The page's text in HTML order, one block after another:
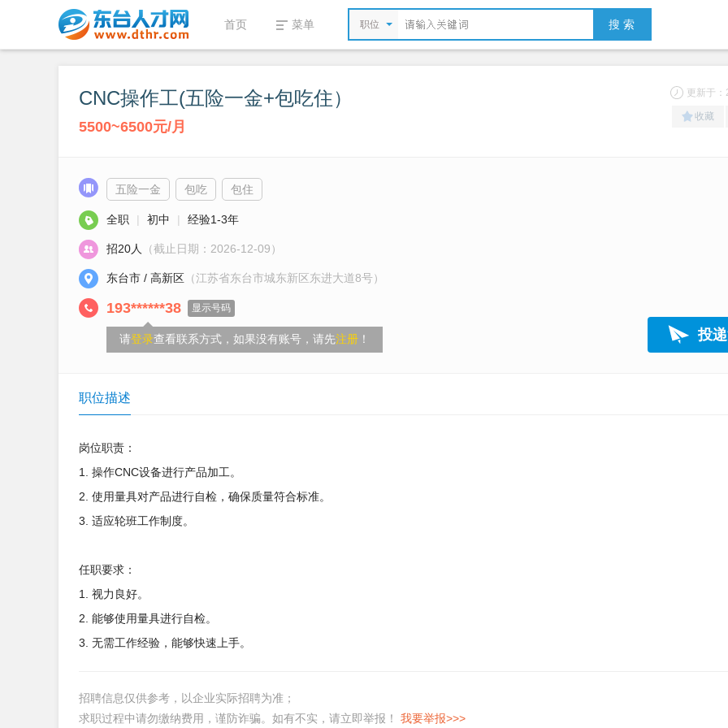
首页 菜单 职位 搜 索
CNC操作工(五险一金+包吃住）
5500~6500元/月
更新于
收藏
五险一金 包吃 包住
全职 | 初中 | 经验1-3年
招20人 （截止日期：2026-12-09）
东台市 / 高新区 （江苏省东台市城东新区东进大道8号）
193******38 显示号码
请登录查看联系方式，如果没有账号，请先注册 ！ 投
职位描述
岗位职责：
1. 操作CNC设备进行产品加工。
2. 使用量具对产品进行自检，确保质量符合标准。
3. 适应轮班工作制度。
任职要求：
1. 视力良好。
2. 能够使用量具进行自检。
3. 无需工作经验，能够快速上手。
招聘信息仅供参考，以企业实际招聘为准；
求职过程中请勿缴纳费用，谨防诈骗。如有不实，请立即举报！ 我要举报>>>